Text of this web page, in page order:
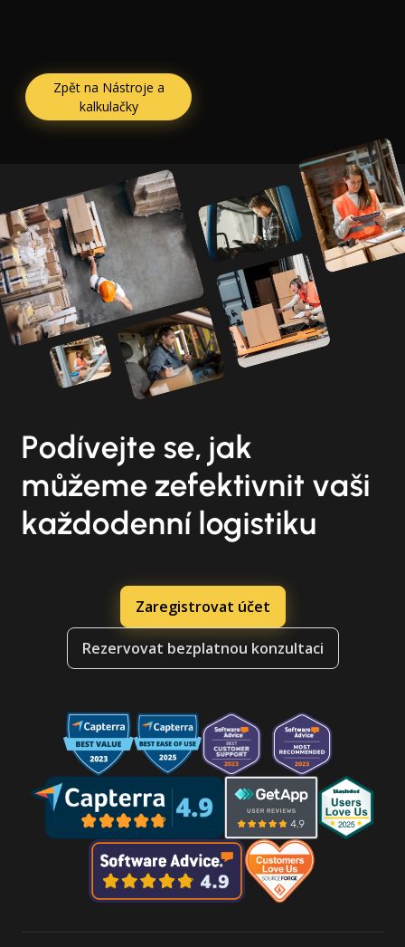
Zpět na Nástroje a
kalkulačky
Podívejte se, jak
můžeme zefektivnit vaši
každodenní logistiku
Zaregistrovat účet
Rezervovat bezplatnou konzultaci